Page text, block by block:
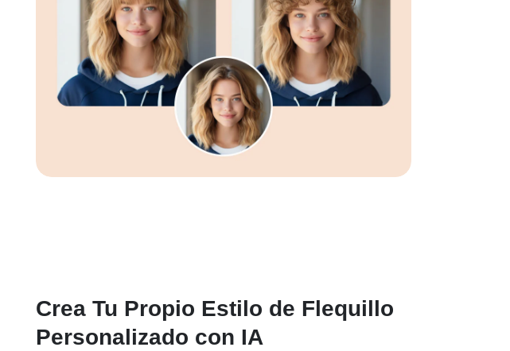
Crea Tu Propio Estilo de Flequillo
Personalizado con IA